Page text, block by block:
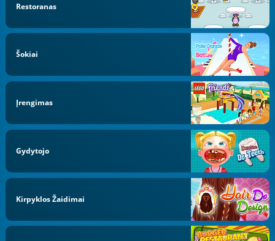
Restoranas
Šokiai
Įrengimas
Gydytojo
Kirpyklos Žaidimai